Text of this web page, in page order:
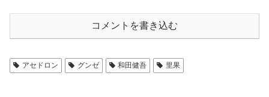
コメントを書き込む
アセドロン グンゼ 和田健吾 里果